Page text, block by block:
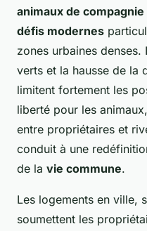
animaux de compagnie
défis modernes
zones urbaines
verts et la hausse de la
limitent fortement les
liberté pour les
entre propriétaires et
conduit à une
de la vie commune.
Les logements en ville,
soumettent les